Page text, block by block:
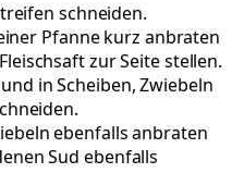
schneiden.
Pfanne kurz anbraten
zur Seite stellen.
in Scheiben, Zwiebeln
ebenfalls anbraten
Sud ebenfalls